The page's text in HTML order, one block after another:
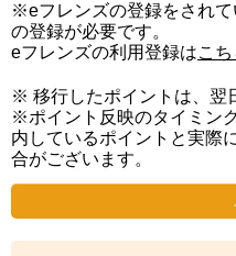
※eフレンズの登録をされ
の登録が必要です。
eフレンズの利用登録はこち
※ 移行したポイントは、翌
※ポイント反映のタイミン
内しているポイントと実際
合がございます。